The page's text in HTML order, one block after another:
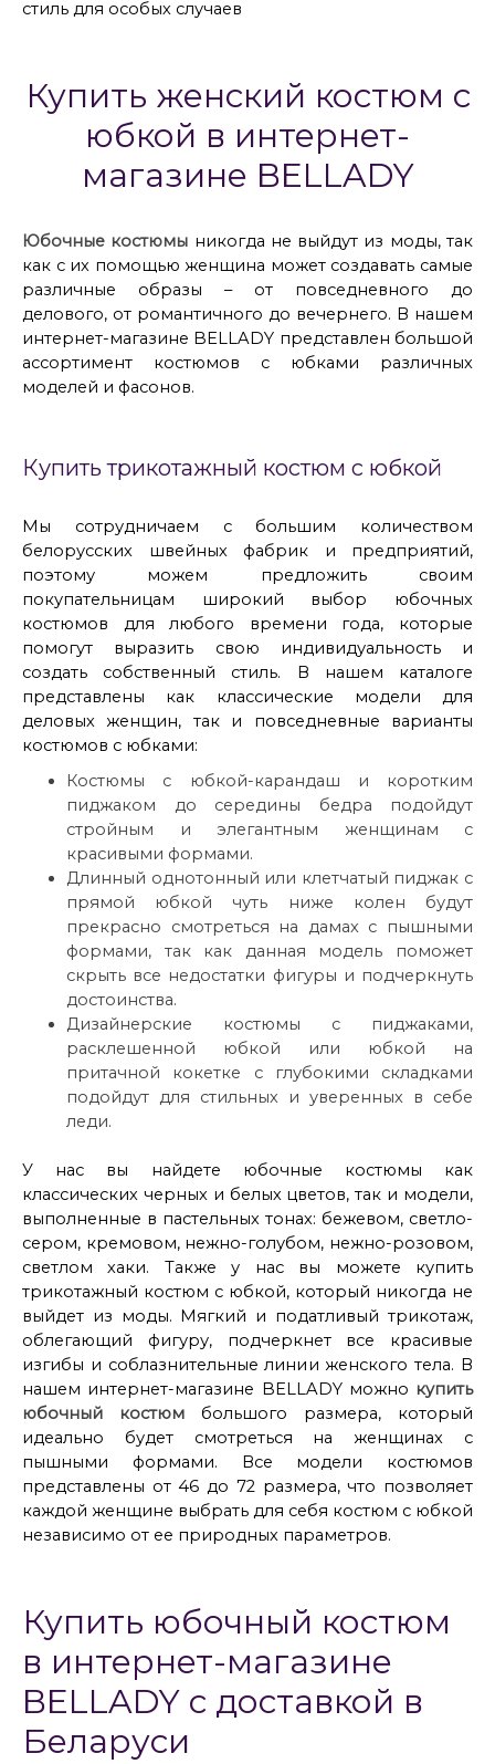
стиль для особых случаев
Купить женский костюм с
юбкой в интернет-
магазине BELLADY
Юбочные костюмы никогда не выйдут из моды, так
как с их помощью женщина может создавать самые
различные образы – от повседневного до
делового, от романтичного до вечернего. В нашем
интернет-магазине BELLADY представлен большой
ассортимент костюмов с юбками различных
моделей и фасонов.
Купить трикотажный костюм с юбкой
Мы сотрудничаем с большим количеством
белорусских швейных фабрик и предприятий,
поэтому можем предложить своим
покупательницам широкий выбор юбочных
костюмов для любого времени года, которые
помогут выразить свою индивидуальность и
создать собственный стиль. В нашем каталоге
представлены как классические модели для
деловых женщин, так и повседневные варианты
костюмов с юбками:
Костюмы с юбкой-карандаш и коротким
пиджаком до середины бедра подойдут
стройным и элегантным женщинам с
красивыми формами.
Длинный однотонный или клетчатый пиджак с
прямой юбкой чуть ниже колен будут
прекрасно смотреться на дамах с пышными
формами, так как данная модель поможет
скрыть все недостатки фигуры и подчеркнуть
достоинства.
Дизайнерские костюмы с пиджаками,
расклешенной юбкой или юбкой на
притачной кокетке с глубокими складками
подойдут для стильных и уверенных в себе
леди.
У нас вы найдете юбочные костюмы как
классических черных и белых цветов, так и модели,
выполненные в пастельных тонах: бежевом, светло-
сером, кремовом, нежно-голубом, нежно-розовом,
светлом хаки. Также у нас вы можете купить
трикотажный костюм с юбкой, который никогда не
выйдет из моды. Мягкий и податливый трикотаж,
облегающий фигуру, подчеркнет все красивые
изгибы и соблазнительные линии женского тела. В
нашем интернет-магазине BELLADY можно купить
юбочный костюм большого размера, который
идеально будет смотреться на женщинах с
пышными формами. Все модели костюмов
представлены от 46 до 72 размера, что позволяет
каждой женщине выбрать для себя костюм с юбкой
независимо от ее природных параметров.
Купить юбочный костюм
в интернет-магазине
BELLADY с доставкой в
Беларуси